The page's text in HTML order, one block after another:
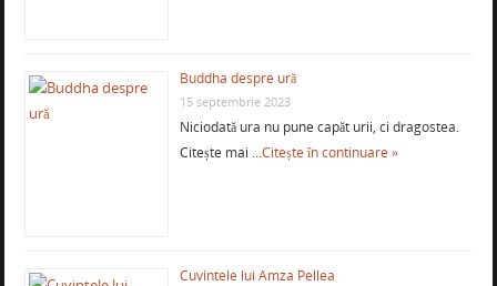
Buddha despre ură
15 septembrie 2023
Niciodată ura nu pune capăt urii, ci dragostea.
Citește mai …Citește în continuare »
Cuvintele lui Amza Pellea